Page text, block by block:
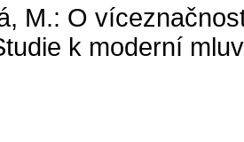
M.: O
k moderní